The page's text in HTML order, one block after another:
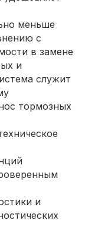
меньше
с
в замене
и
служит
тормозных
и